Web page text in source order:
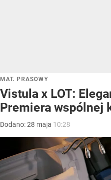
MAT. PRASOWY
Vistula x LOT:
Premiera wspólnej
Dodano:28 maja 10:28